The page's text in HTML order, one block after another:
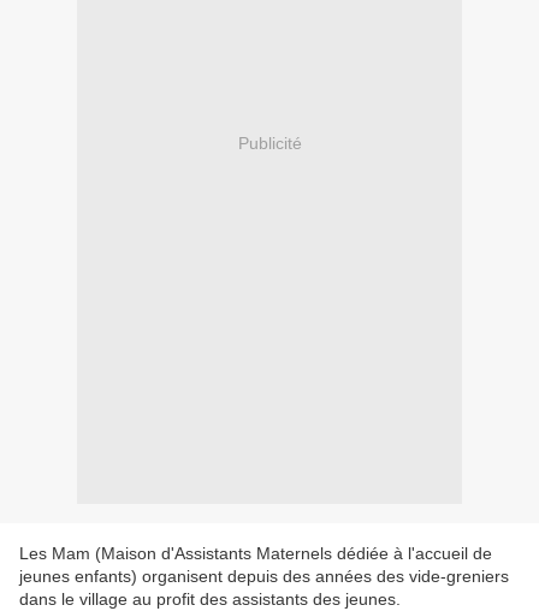
Publicité
Les Mam (Maison d'Assistants Maternels dédiée à l'accueil de
jeunes enfants) organisent depuis des années des vide-greniers
dans le village au profit des assistants des jeunes.